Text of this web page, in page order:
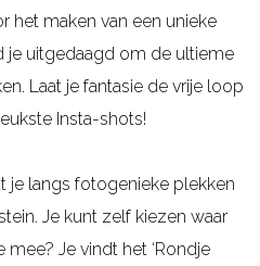
het maken van een unieke
je uitgedaagd om de ultieme
Laat je fantasie de vrije loop
Insta-shots!
je langs fotogenieke plekken
Je kunt zelf kiezen waar
mee? Je vindt het ‘Rondje